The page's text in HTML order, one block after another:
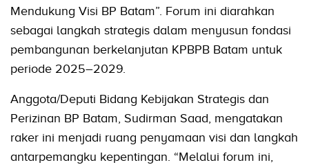
Mendukung Visi BP Batam”. Forum ini diarahkan
sebagai langkah strategis dalam menyusun fondasi
pembangunan berkelanjutan KPBPB Batam untuk
periode 2025–2029.
Anggota/Deputi Bidang Kebijakan Strategis dan
Perizinan BP Batam, Sudirman Saad, mengatakan
raker ini menjadi ruang penyamaan visi dan langkah
antarpemangku kepentingan. “Melalui forum ini,